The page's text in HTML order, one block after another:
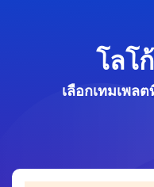
โลโ
เลือกเทมเพล